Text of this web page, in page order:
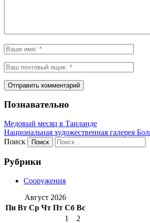
Познавательно
Медовый месяц в Таиланде
Национальная художественная галерея
Поиск
Рубрики
Сооружения
Август 2026
Пн Вт Ср Чт Пт Сб Вс
1
2